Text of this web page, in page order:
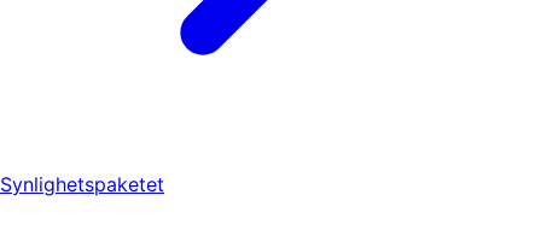
Synlighetspaketet